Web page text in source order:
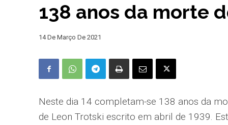
138 anos da morte
14 De Março De 2021
Neste dia 14 completam-se 138 anos da
de Leon Trotski escrito em abril de 1939.